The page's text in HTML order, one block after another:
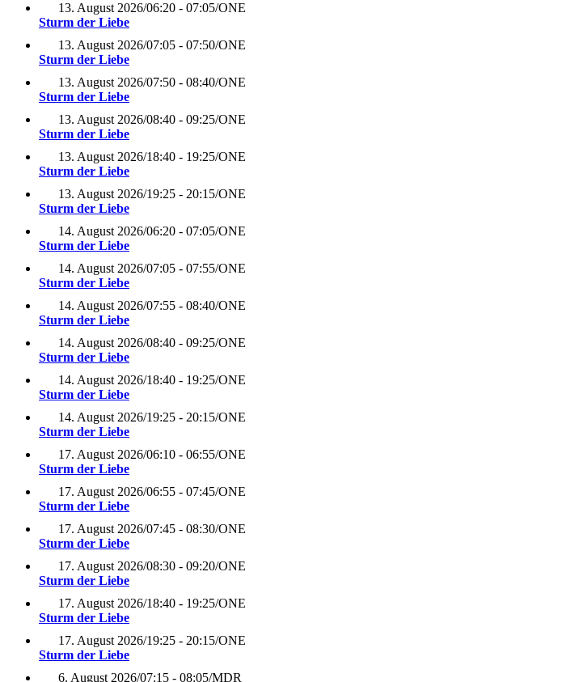
13. August 2026/06:20 - 07:05/ONE
Sturm der Liebe
13. August 2026/07:05 - 07:50/ONE
Sturm der Liebe
13. August 2026/07:50 - 08:40/ONE
Sturm der Liebe
13. August 2026/08:40 - 09:25/ONE
Sturm der Liebe
13. August 2026/18:40 - 19:25/ONE
Sturm der Liebe
13. August 2026/19:25 - 20:15/ONE
Sturm der Liebe
14. August 2026/06:20 - 07:05/ONE
Sturm der Liebe
14. August 2026/07:05 - 07:55/ONE
Sturm der Liebe
14. August 2026/07:55 - 08:40/ONE
Sturm der Liebe
14. August 2026/08:40 - 09:25/ONE
Sturm der Liebe
14. August 2026/18:40 - 19:25/ONE
Sturm der Liebe
14. August 2026/19:25 - 20:15/ONE
Sturm der Liebe
17. August 2026/06:10 - 06:55/ONE
Sturm der Liebe
17. August 2026/06:55 - 07:45/ONE
Sturm der Liebe
17. August 2026/07:45 - 08:30/ONE
Sturm der Liebe
17. August 2026/08:30 - 09:20/ONE
Sturm der Liebe
17. August 2026/18:40 - 19:25/ONE
Sturm der Liebe
17. August 2026/19:25 - 20:15/ONE
Sturm der Liebe
6. August 2026/07:15 - 08:05/MDR